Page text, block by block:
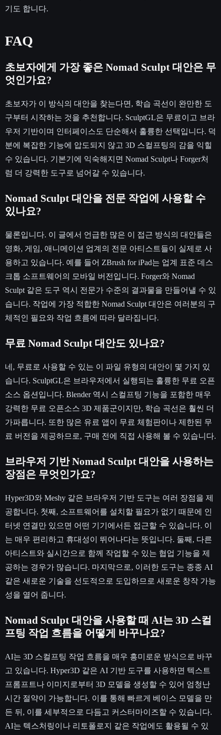
기도 합니다.
FAQ
초보자에게 가장 좋은 Nomad Sculpt 대안은 무
엇인가요?
초보자가 이 방식의 대안을 찾는다면, 학습 곡선이 완만한 도
구부터 시작하는 것을 추천합니다. SculptGL은 무료이고 브라
우저 기반이며 인터페이스도 단순해서 훌륭한 선택입니다. 덕
분에 복잡한 기능에 압도되지 않고 3D 스컬프팅의 감을 익힐
수 있습니다. 기본기에 익숙해지면 Nomad Sculpt나 Forger처
럼 더 강력한 도구로 넘어갈 수 있습니다.
Nomad Sculpt 대안을 전문 작업에 사용할 수
있나요?
물론입니다. 이 글에서 언급한 많은 이 접근 방식의 대안들은
영화, 게임, 애니메이션 업계의 전문 아티스트들이 실제로 사
용하고 있습니다. 예를 들어 ZBrush for iPad는 업계 표준 데스
크톱 소프트웨어의 모바일 버전입니다. Forger와 Nomad
Sculpt 같은 도구 역시 전문가 수준의 결과물을 만들어낼 수 있
습니다. 작업에 가장 적합한 Nomad Sculpt 대안은 여러분의 구
체적인 필요와 작업 흐름에 따라 달라집니다.
무료 Nomad Sculpt 대안도 있나요?
네, 무료로 사용할 수 있는 이 파일 유형의 대안이 몇 가지 있
습니다. SculptGL은 브라우저에서 실행되는 훌륭한 무료 오픈
소스 옵션입니다. Blender 역시 스컬프팅 기능을 포함한 매우
강력한 무료 오픈소스 3D 제품군이지만, 학습 곡선은 훨씬 더
가파릅니다. 또한 많은 유료 앱이 무료 체험판이나 제한된 무
료 버전을 제공하므로, 구매 전에 직접 사용해 볼 수 있습니다.
브라우저 기반 Nomad Sculpt 대안을 사용하는
장점은 무엇인가요?
Hyper3D와 Meshy 같은 브라우저 기반 도구는 여러 장점을 제
공합니다. 첫째, 소프트웨어를 설치할 필요가 없기 때문에 인
터넷 연결만 있으면 어떤 기기에서든 접근할 수 있습니다. 이
는 매우 편리하고 휴대성이 뛰어나다는 뜻입니다. 둘째, 다른
아티스트와 실시간으로 함께 작업할 수 있는 협업 기능을 제
공하는 경우가 많습니다. 마지막으로, 이러한 도구는 종종 AI
같은 새로운 기술을 선도적으로 도입하므로 새로운 창작 가능
성을 열어 줍니다.
Nomad Sculpt 대안을 사용할 때 AI는 3D 스컬
프팅 작업 흐름을 어떻게 바꾸나요?
AI는 3D 스컬프팅 작업 흐름을 매우 흥미로운 방식으로 바꾸
고 있습니다. Hyper3D 같은 AI 기반 도구를 사용하면 텍스트
프롬프트나 이미지로부터 3D 모델을 생성할 수 있어 엄청난
시간 절약이 가능합니다. 이를 통해 빠르게 베이스 모델을 만
든 뒤, 이를 세부적으로 다듬고 커스터마이즈할 수 있습니다.
AI는 텍스처링이나 리토폴로지 같은 작업에도 활용될 수 있